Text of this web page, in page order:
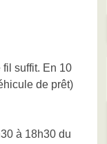
suffit. En 10
de prêt)
à 18h30 du